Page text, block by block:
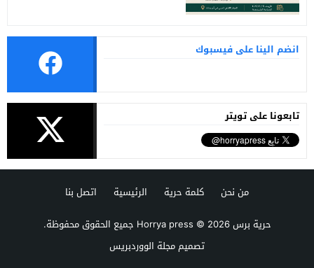
انضم الينا على فيسبوك
تابعونا على تويتر
من نحن كلمة حرية الرئيسية
اتصل بنا
حرية برس Horrya press© 2026 جميع الحقوق محفوظة.
تصميممجلة الووردبريس